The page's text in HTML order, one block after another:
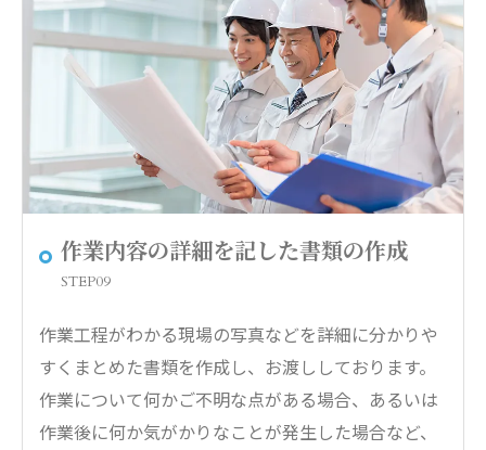
作業内容の詳細を記した書類の作成
STEP09
作業工程がわかる現場の写真などを詳細に分かりや
すくまとめた書類を作成し、お渡ししております。
作業について何かご不明な点がある場合、あるいは
作業後に何か気がかりなことが発生した場合など、